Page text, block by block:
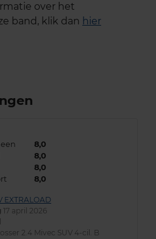
over het
band, klik dan hier
8,0
8,0
8,0
8,0
EXTRALOAD
17 april 2026
2.4 Mivec SUV 4-cil. B